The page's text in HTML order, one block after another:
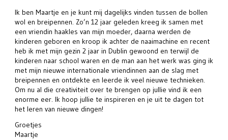
Ik ben Maartje en je kunt mij dagelijks vinden tussen de bollen
wol en breipennen. Zo’n 12 jaar geleden kreeg ik samen met
een vriendin haakles van mijn moeder, daarna werden de
kinderen geboren en kroop ik achter de naaimachine en recent
heb ik met mijn gezin 2 jaar in Dublin gewoond en terwijl de
kinderen naar school waren en de man aan het werk was ging ik
met mijn nieuwe internationale vriendinnen aan de slag met
breipennen en ontdekte en leerde ik veel nieuwe technieken.
Om nu al die creativiteit over te brengen op jullie vind ik een
enorme eer. Ik hoop jullie te inspireren en je uit te dagen tot
het leren van nieuwe dingen!
Groetjes
Maartje